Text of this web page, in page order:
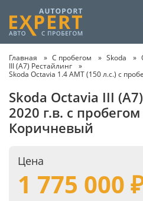
Главная С пробегом Skoda
III (A7) Рестайлинг
Skoda Octavia 1.4 AMT (150 л.с.) с
Skoda Octavia III
2020 г.в. с
Коричневый
Цена
1 775 000